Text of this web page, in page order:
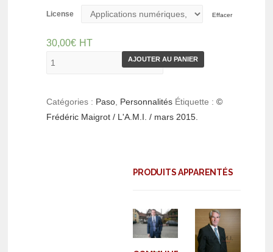
License Effacer
30,00€ HT
AJOUTER AU PANIER
Catégories : Paso Personnalités Étiquette :©
Frédéric Maigrot / L'A.M.I. / mars 2015.
PRODUITS APPARENTÉS